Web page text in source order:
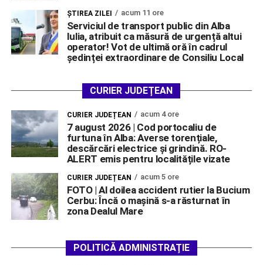
ŞTIREA ZILEI acum 11 ore
Serviciul de transport public din Alba
Iulia, atribuit ca măsură de urgență altui
operator! Vot de ultimă oră în cadrul
ședinței extraordinare de Consiliu Local
CURIER JUDEȚEAN
CURIER JUDEȚEAN acum 4 ore
7 august 2026 | Cod portocaliu de
furtuna în Alba: Averse torențiale,
descărcări electrice și grindină. RO-
ALERT emis pentru localitățile vizate
CURIER JUDEȚEAN acum 5 ore
FOTO | Al doilea accident rutier la Bucium
Cerbu: Încă o mașină s-a răsturnat în
zona Dealul Mare
POLITICĂ ADMINISTRAȚIE